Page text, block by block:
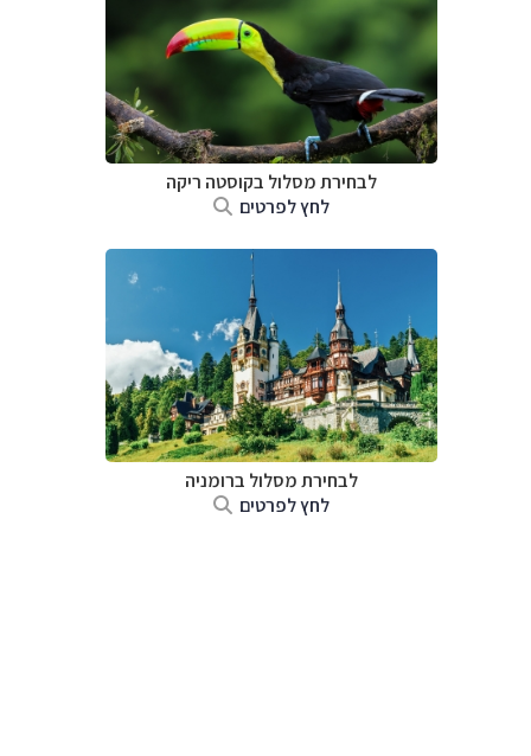
לבחירת מסלול בקוסטה ריקה
לחץ לפרטים
לבחירת מסלול ברומניה
לחץ לפרטים